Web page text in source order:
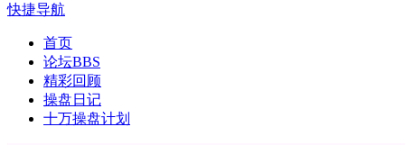
快捷导航
首页
论坛BBS
精彩回顾
操盘日记
十万操盘计划